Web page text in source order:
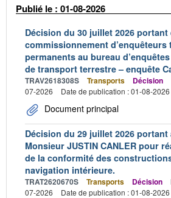
Publié le : 01-08-2026
Décision du 30 juillet 2026
commissionnement d’enquêteurs
permanents au bureau
de transport terrestre – enquête
TRAV2618308S Transports Décision
07-2026
Date de publication : 01-08-2026
Document principal
Décision du 29 juillet 2026 portant
Monsieur JUSTIN CANLER pour
de la conformité des
navigation intérieure.
TRAT2620670S Transports Décision
07-2026
Date de publication : 01-08-2026